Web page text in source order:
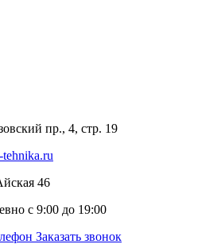
пр., 4, стр. 19
46
с 9:00 до 19:00
Заказать звонок